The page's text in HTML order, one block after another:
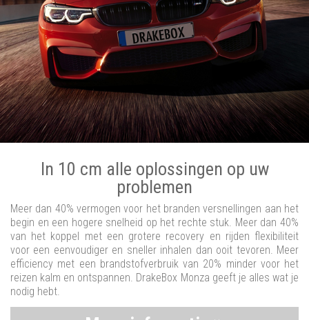
In 10 cm alle oplossingen op uw
problemen
Meer dan 40% vermogen voor het branden versnellingen aan het
begin en een hogere snelheid op het rechte stuk. Meer dan 40%
van het koppel met een grotere recovery en rijden flexibiliteit
voor een eenvoudiger en sneller inhalen dan ooit tevoren. Meer
efficiency met een brandstofverbruik van 20% minder voor het
reizen kalm en ontspannen. DrakeBox Monza geeft je alles wat je
nodig hebt.